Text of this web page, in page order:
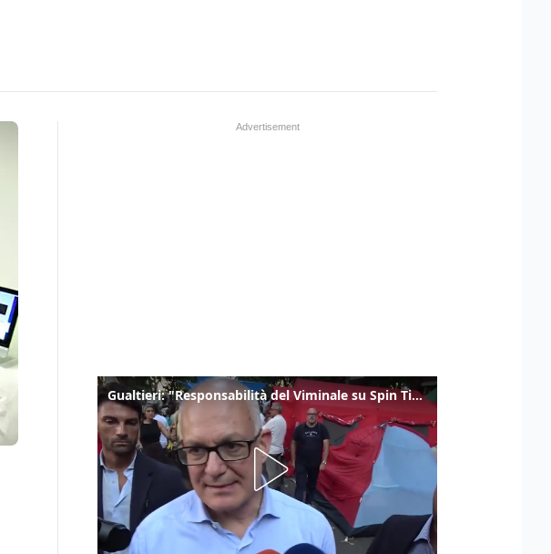
Gualtieri: "Responsabilità del Viminale su Spin Time? La posizione dei partiti è nota"